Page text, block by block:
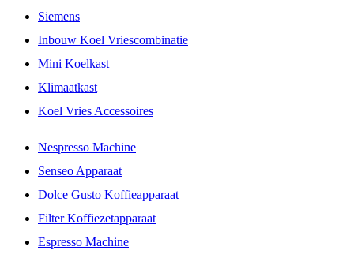
Siemens
Inbouw Koel Vriescombinatie
Mini Koelkast
Klimaatkast
Koel Vries Accessoires
Nespresso Machine
Senseo Apparaat
Dolce Gusto Koffieapparaat
Filter Koffiezetapparaat
Espresso Machine